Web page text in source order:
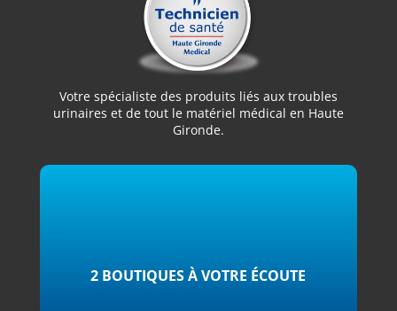
Votre spécialiste des produits liés aux troubles
urinaires et de tout le matériel médical en Haute
Gironde.
2 BOUTIQUES À VOTRE ÉCOUTE